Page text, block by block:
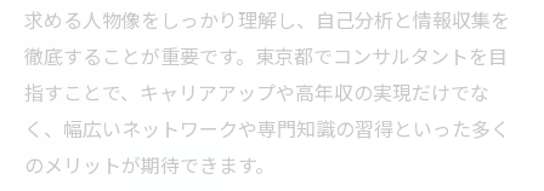
コンサル転職でよくある後悔と対処法まと
め
求める人物像をしっかり理解し、自己分析と情報収集を
徹底することが重要です。東京都でコンサルタントを目
指すことで、キャリアアップや高年収の実現だけでな
く、幅広いネットワークや専門知識の習得といった多く
のメリットが期待できます。